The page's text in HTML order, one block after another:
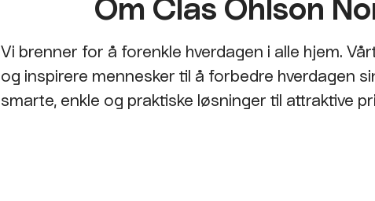
Vi brenner for å forenkle hverdagen i alle hjem.
og inspirere mennesker til å forbedre hverdagen
smarte, enkle og praktiske løsninger til attraktive